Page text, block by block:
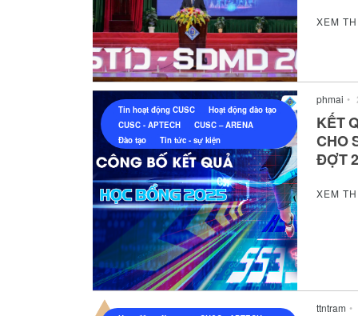
XEM
Tin hoạt động CUSC
Hoạt động đào tạo
CUSC - APTECH
CUSC – ARENA
Đào tạo
Tin tức - sự kiện
phmai •
KẾT
CHO
ĐỢT 2
XEM
ttntram •